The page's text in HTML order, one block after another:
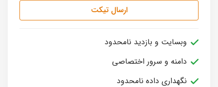
ارسال تیکت
وبسایت و بازدید نامحدود
دامنه و سرور اختصاصی
نگهداری داده نامحدود